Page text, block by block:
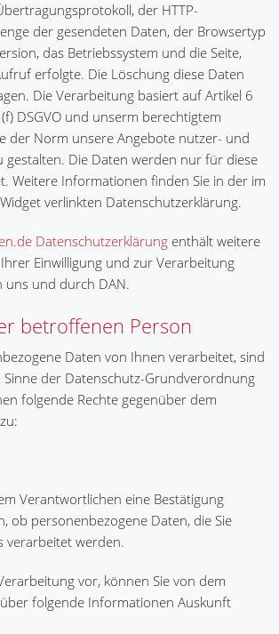
der HTTP-
der gesendeten Daten, der Browsertyp
das Betriebssystem und die Seite,
erfolgte. Die Löschung diese Daten
Die Verarbeitung basiert auf Artikel 6
DSGVO und unserm berechtigtem
der Norm unsere Angebote nutzer- und
gestalten. Die Daten werden nur für diese
Weitere Informationen finden Sie in der im
verlinkten Datenschutzerklärung.
Datenschutzerklärung enthält weitere
Einwilligung und zur Verarbeitung
uns und durch DAN.
betroffenen Person
Daten von Ihnen verarbeitet, sind
Sinne der Datenschutz-Grundverordnung
folgende Rechte gegenüber dem
Verantwortlichen eine Bestätigung
ob personenbezogene Daten, die Sie
verarbeitet werden.
vor, können Sie von dem
folgende Informationen Auskunft